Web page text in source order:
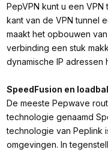
PepVPN kunt u een
kant van de VPN tunnel
maakt het opbouwen
verbinding een stuk
dynamische IP adressen
SpeedFusion en
De meeste Pepwave
technologie genaamd
technologie van Peplink
omgevingen. In